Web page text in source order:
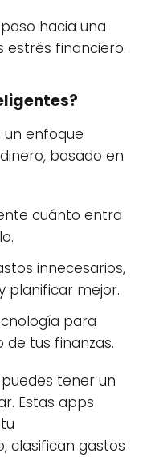
hacia una
estrés financiero.
un enfoque
basado en
cuánto entra
innecesarios,
planificar mejor.
para
tus finanzas.
tener un
Estas apps
clasifican gastos